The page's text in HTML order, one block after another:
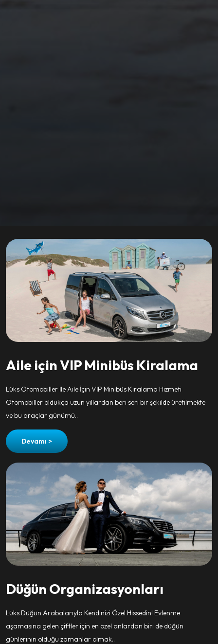
Aile için VIP Minibüs Kiralama
Lüks Otomobiller İle Aile İçin VİP Minibüs Kiralama Hizmeti
Otomobiller oldukça uzun yıllardan beri seri bir şekilde üretilmekte
ve bu araçlar günümü..
Devamı >
Düğün Organizasyonları
Lüks Düğün Arabalarıyla Kendinizi Özel Hissedin! Evlenme
aşamasına gelen çiftler için en özel anlardan biri de düğün
günlerinin olduğu zamanlar olmak..